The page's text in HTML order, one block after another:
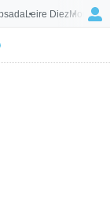
Leire Diez